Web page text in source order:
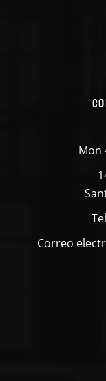
Mon
Correo